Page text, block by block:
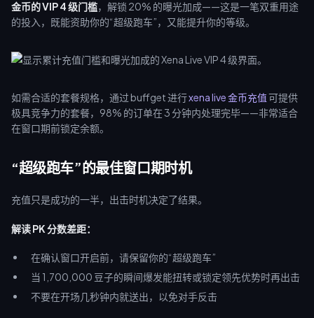
金币的 VIP 4 级门槛，解锁 20% 的曝光加成——这是一笔双重用途
的投入，既能资助你的“超级跑车”，又能提升你的等级。
如需合适的套餐规格，通过 buffget 进行xena live 金币充值可提供
极具竞争力的套餐，98% 的订单在 3 分钟内处理完毕——非常适合
在窗口期前锁定余额。
“超级跑车”的最佳窗口期时机
充值只是成功的一半，出击时机决定了结果。
解读 PK 分数差距：
在确认窗口开启前，请保留你的“超级跑车”
当 1,700,000 豆子的瞬间爆发能扭转或锁定领先优势时再出击
不要在开场几秒钟内就送出，以免对手反击